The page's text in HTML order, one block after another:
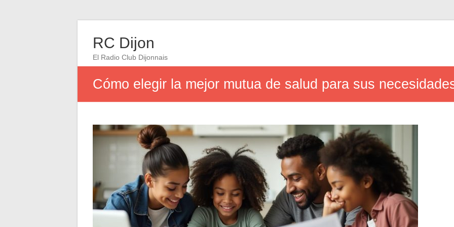
RC Dijon
El Radio Club Dijonnais
Cómo elegir la mejor mutua de salud para sus